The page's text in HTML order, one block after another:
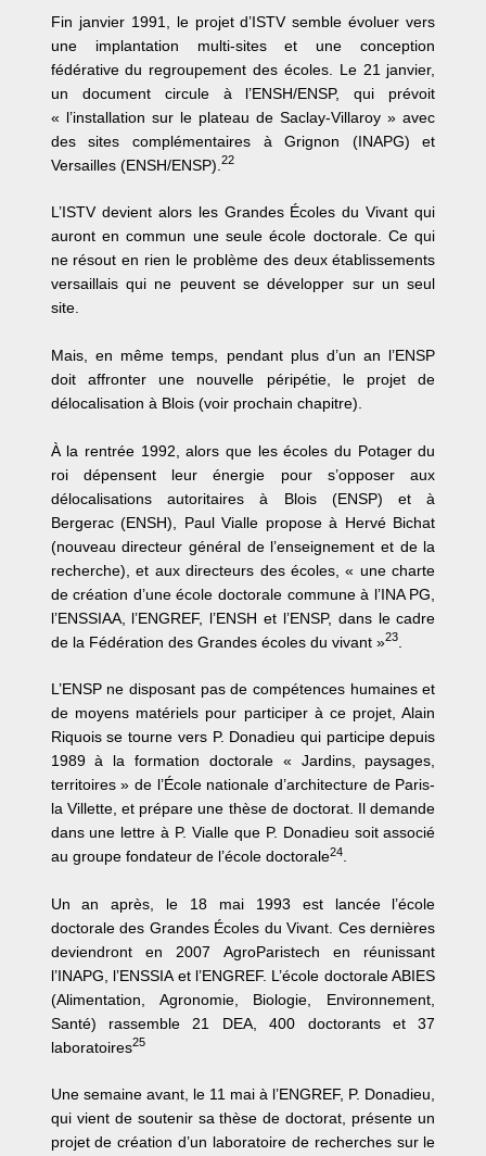
Fin janvier 1991, le projet d’ISTV semble évoluer vers
une implantation multi-sites et une conception
fédérative du regroupement des écoles. Le 21 janvier,
un document circule à l’ENSH/ENSP, qui prévoit
« l’installation sur le plateau de Saclay-Villaroy » avec
des sites complémentaires à Grignon (INAPG) et
Versailles (ENSH/ENSP). 22
L’ISTV devient alors les Grandes Écoles du Vivant qui
auront en commun une seule école doctorale. Ce qui
ne résout en rien le problème des deux établissements
versaillais qui ne peuvent se développer sur un seul
site.
Mais, en même temps, pendant plus d’un an l’ENSP
doit affronter une nouvelle péripétie, le projet de
délocalisation à Blois (voir prochain chapitre).
À la rentrée 1992, alors que les écoles du Potager du
roi dépensent leur énergie pour s’opposer aux
délocalisations autoritaires à Blois (ENSP) et à
Bergerac (ENSH), Paul Vialle propose à Hervé Bichat
(nouveau directeur général de l’enseignement et de la
recherche), et aux directeurs des écoles, « une charte
de création d’une école doctorale commune à l’INA PG,
l’ENSSIAA, l’ENGREF, l’ENSH et l’ENSP, dans le cadre
de la Fédération des Grandes écoles du vivant »23.
L’ENSP ne disposant pas de compétences humaines et
de moyens matériels pour participer à ce projet, Alain
Riquois se tourne vers P. Donadieu qui participe depuis
1989 à la formation doctorale « Jardins, paysages,
territoires » de l’École nationale d’architecture de Paris-
la Villette, et prépare une thèse de doctorat. Il demande
dans une lettre à P. Vialle que P. Donadieu soit associé
au groupe fondateur de l’école doctorale24.
Un an après, le 18 mai 1993 est lancée l’école
doctorale des Grandes Écoles du Vivant. Ces dernières
deviendront en 2007 AgroParistech en réunissant
l’INAPG, l’ENSSIA et l’ENGREF. L’école doctorale ABIES
(Alimentation, Agronomie, Biologie, Environnement,
Santé) rassemble 21 DEA, 400 doctorants et 37
laboratoires25
Une semaine avant, le 11 mai à l’ENGREF, P. Donadieu,
qui vient de soutenir sa thèse de doctorat, présente un
projet de création d’un laboratoire de recherches sur le